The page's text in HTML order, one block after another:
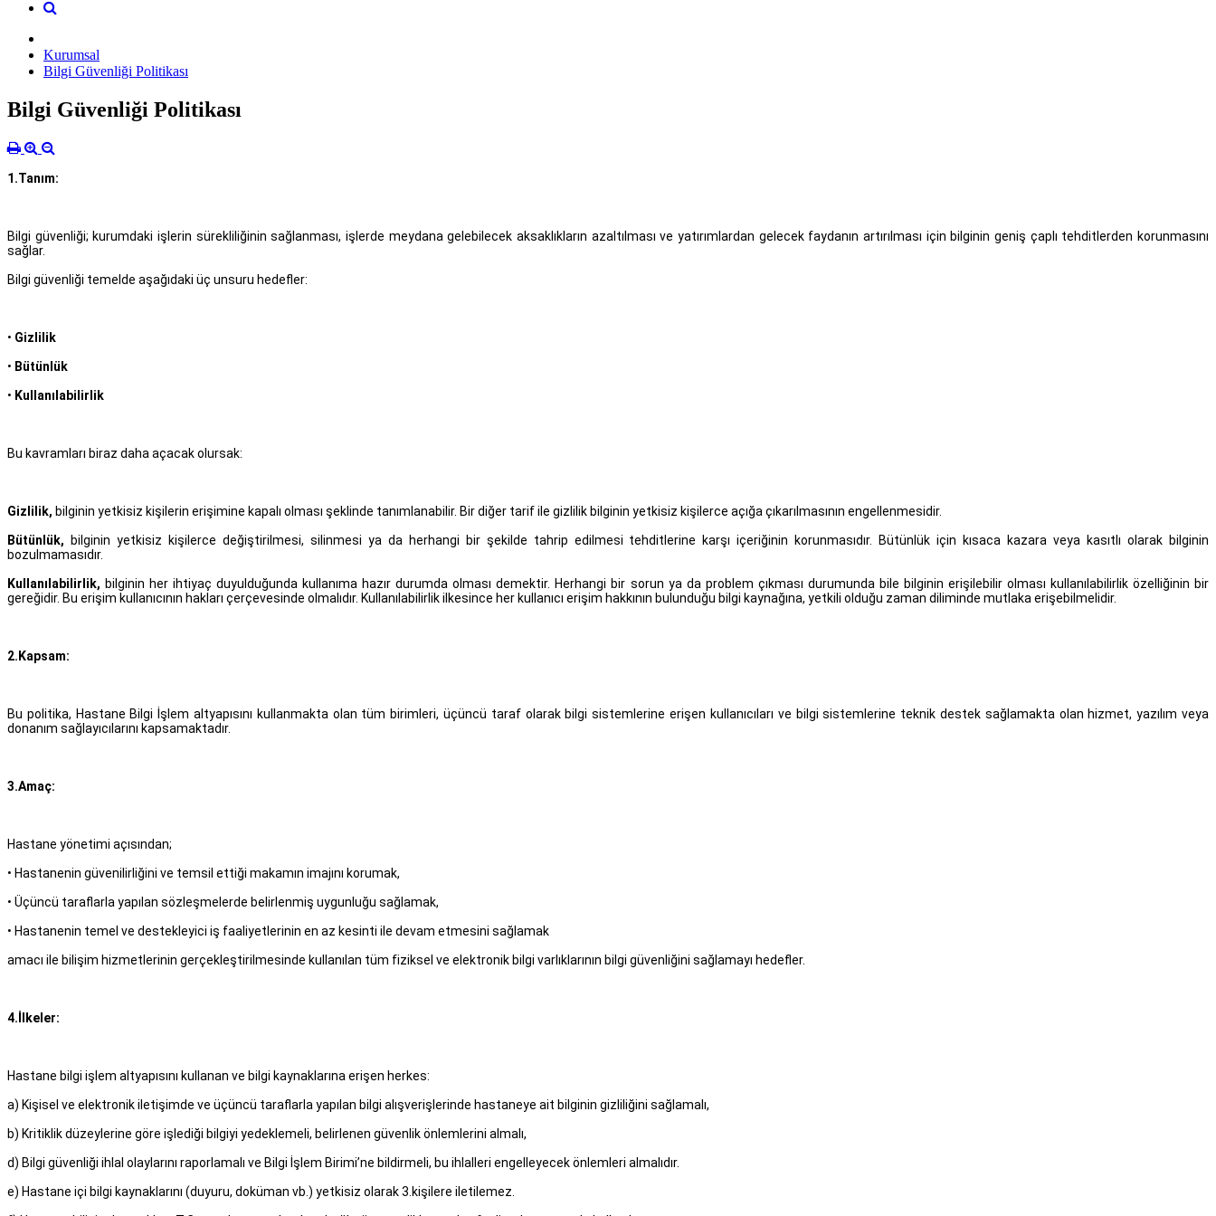
Kurumsal
Bilgi Güvenliği Politikası
Bilgi Güvenliği Politikası
1.Tanım:
Bilgi güvenliği; kurumdaki işlerin sürekliliğinin sağlanması, işlerde meydana gelebilecek aksaklıkların azaltılması ve yatırımlardan gelecek faydanın artırılması için bilginin geniş çaplı tehditlerden korunmasını
sağlar.
Bilgi güvenliği temelde aşağıdaki üç unsuru hedefler:
• Gizlilik
• Bütünlük
• Kullanılabilirlik
Bu kavramları biraz daha açacak olursak:
Gizlilik, bilginin yetkisiz kişilerin erişimine kapalı olması şeklinde tanımlanabilir. Bir diğer tarif ile gizlilik bilginin yetkisiz kişilerce açığa çıkarılmasının engellenmesidir.
Bütünlük, bilginin yetkisiz kişilerce değiştirilmesi, silinmesi ya da herhangi bir şekilde tahrip edilmesi tehditlerine karşı içeriğinin korunmasıdır. Bütünlük için kısaca kazara veya kasıtlı olarak bilginin
bozulmamasıdır.
Kullanılabilirlik,bilginin her ihtiyaç duyulduğunda kullanıma hazır durumda olması demektir. Herhangi bir sorun ya da problem çıkması durumunda bile bilginin erişilebilir olması kullanılabilirlik özelliğinin bir
gereğidir. Bu erişim kullanıcının hakları çerçevesinde olmalıdır. Kullanılabilirlik ilkesince her kullanıcı erişim hakkının bulunduğu bilgi kaynağına, yetkili olduğu zaman diliminde mutlaka erişebilmelidir.
2.Kapsam:
Bu politika, Hastane Bilgi İşlem altyapısını kullanmakta olan tüm birimleri, üçüncü taraf olarak bilgi sistemlerine erişen kullanıcıları ve bilgi sistemlerine teknik destek sağlamakta olan hizmet, yazılım veya
donanım sağlayıcılarını kapsamaktadır.
3.Amaç:
Hastane yönetimi açısından;
• Hastanenin güvenilirliğini ve temsil ettiği makamın imajını korumak,
• Üçüncü taraflarla yapılan sözleşmelerde belirlenmiş uygunluğu sağlamak,
• Hastanenin temel ve destekleyici iş faaliyetlerinin en az kesinti ile devam etmesini sağlamak
amacı ile bilişim hizmetlerinin gerçekleştirilmesinde kullanılan tüm fiziksel ve elektronik bilgi varlıklarının bilgi güvenliğini sağlamayı hedefler.
4.İlkeler:
Hastane bilgi işlem altyapısını kullanan ve bilgi kaynaklarına erişen herkes:
a) Kişisel ve elektronik iletişimde ve üçüncü taraflarla yapılan bilgi alışverişlerinde hastaneye ait bilginin gizliliğini sağlamalı,
b) Kritiklik düzeylerine göre işlediği bilgiyi yedeklemeli, belirlenen güvenlik önlemlerini almalı,
d) Bilgi güvenliği ihlal olaylarını raporlamalı ve Bilgi İşlem Birimi’ne bildirmeli, bu ihlalleri engelleyecek önlemleri almalıdır.
e) Hastane içi bilgi kaynaklarını (duyuru, doküman vb.) yetkisiz olarak 3.kişilere iletilemez.